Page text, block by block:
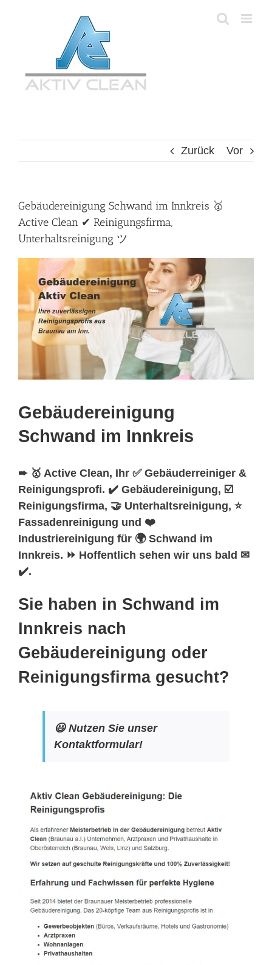
Zurück Vor
Gebäudereinigung Schwand im Innkreis 🥇
Active Clean ✔ Reinigungsfirma,
Unterhaltsreinigung ツ
Gebäudereinigung
Schwand im Innkreis
➨ 🥇 Active Clean, Ihr ✅ Gebäuderreiniger &
Reinigungsprofi. ✔️ Gebäudereinigung, ☑️
Reinigungsfirma, 🤝 Unterhaltsreinigung, ⭐
Fassadenreinigung und ❤️
Industriereinigung für 🌍 Schwand im
Innkreis. ⏩ Hoffentlich sehen wir uns bald ✉
✔️.
Sie haben in Schwand im
Innkreis nach
Gebäudereinigung oder
Reinigungsfirma gesucht?
😃 Nutzen Sie unser
Kontaktformular!